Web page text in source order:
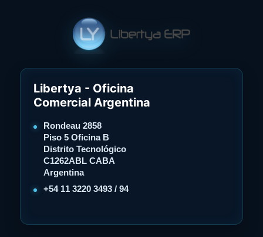
Libertya - Oficina
Comercial Argentina
Rondeau 2858
Piso 5 Oficina B
Distrito Tecnológico
C1262ABL CABA
Argentina
+54 11 3220 3493 / 94